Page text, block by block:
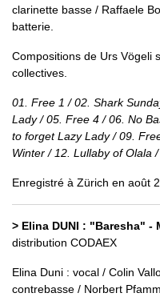
clarinette basse / Raffaele
batterie.
Compositions de Urs Vögeli
collectives.
01. Free 1 / 02. Shark
Lady / 05. Free 4 / 06. No
to forget Lazy Lady / 09.
Winter / 12. Lullaby of Olala
Enregistré à Zürich en août
> Elina DUNI : "Baresha" -
distribution CODAEX
Elina Duni : vocal / Colin
contrebasse / Norbert